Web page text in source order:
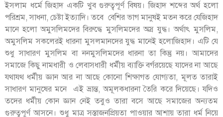
ইসলাম ধর্মে জিহাদ একটি খুব গুরুত্বপূর্ণ বিষয়। জিহাদ শব্দের অর্থ হলো
পরিশ্রম, সাধনা, চেষ্টা ইত্যাদি। তবে বেশির ভাগ মানুষই মতন করে যেজিহাদ
মানে হলো অমুসলিমদের বিরুদ্ধে মুসলিমদের অস্র যুদ্ধ। অর্থাৎ মুসলিম,
অমুসলিম সকলেরই ধারনা মুসলমানদের যুদ্ধ মানেই হলোজিহাদ। এটি যে
শুধু সাধারণ মুসলিম বা ননমুসলিমদের ধারনা তা কিন্তু নয়। আমাদের
সমাজে কিছু নামধারী ও লেবাসধারী ধর্মীয় ব্যাক্তি বর্গরয়েছে যাদের না আছে
যথাযথ ধর্মীয় জ্ঞান আর না আছে কোনো শিক্ষাগত যোগ্যতা, মূলত তারাই
সাধারণ মানুষের মনে এই ভ্রান্ত, অমূলকধারনা তৈরি করে দিয়েছে। যদিও
তদের ধর্মীয় কোন জ্ঞান নেই তবুও তারা বসে আছে সমাজের অন্যতম
গুরুত্বপূর্ণ আসনে। শুধু মাত্র সস্তাজনপ্রিয়তা পাওয়ার আশায় তারা ধর্ম নিয়ে